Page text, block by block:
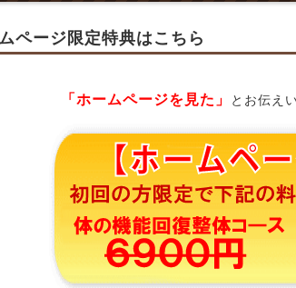
ページ限定特典はこちら
「ホームページを見た」 とお伝え